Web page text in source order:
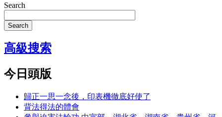
Search
Search
高級搜索
今日頭版
歸正一思一念後，印表機徹底好使了
背法得法的體會